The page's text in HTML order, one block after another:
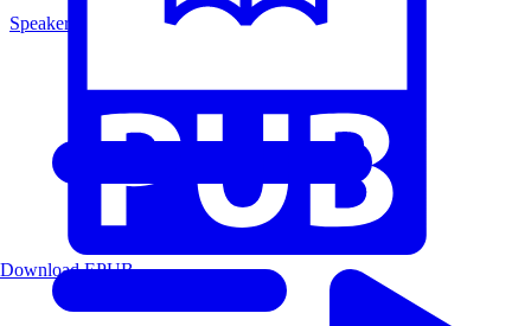
Speakers
Download EPUB